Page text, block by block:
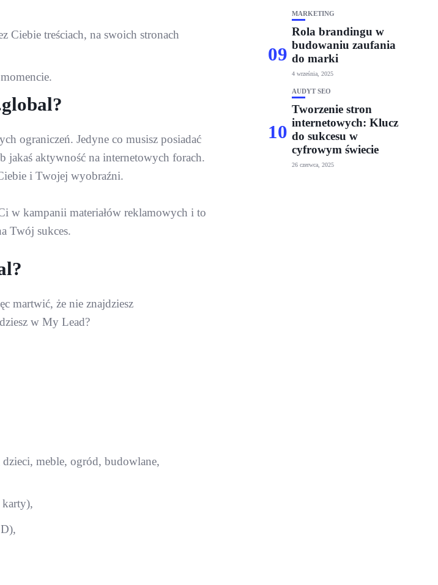
Ciebie treściach, na swoich stronach
ograniczeń. Jedyne co musisz posiadać
jakaś aktywność na internetowych forach.
i Twojej wyobraźni.
w kampanii materiałów reklamowych i to
Twój sukces.
martwić, że nie znajdziesz
w My Lead?
meble, ogród, budowlane,
09
MARKETING
Rola brandingu w
budowaniu zaufania
do marki
4 września, 2025
10
AUDYT SEO
Tworzenie stron
internetowych: Klucz
do sukcesu w
cyfrowym świecie
26 czerwca, 2025